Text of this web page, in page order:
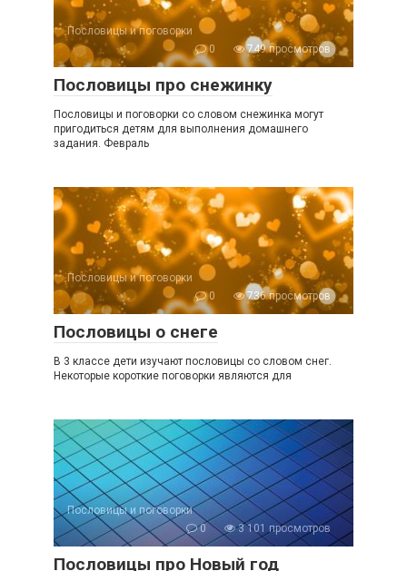
Пословицы и поговорки
0
749 просмотров
Пословицы про снежинку
Пословицы и поговорки со словом снежинка могут
пригодиться детям для выполнения домашнего
задания. Февраль
Пословицы и поговорки
0
736 просмотров
Пословицы о снеге
В 3 классе дети изучают пословицы со словом снег.
Некоторые короткие поговорки являются для
Пословицы и поговорки
0
3 101 просмотров
Пословицы про Новый год